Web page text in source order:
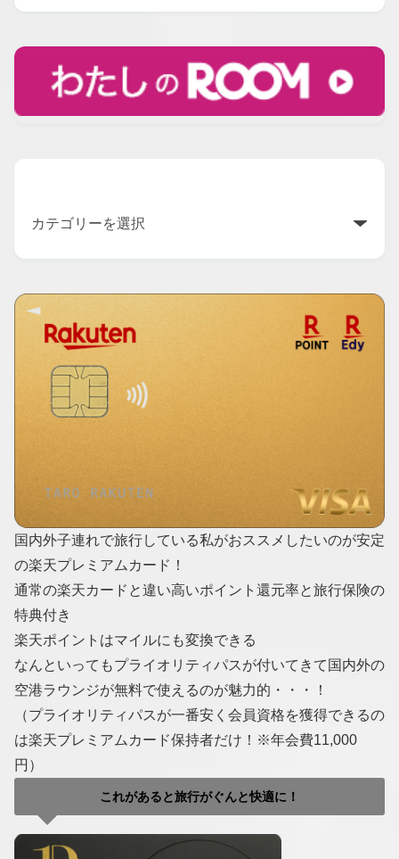
国内外子連れで旅行している私がおススメしたいのが安定
の楽天プレミアムカード！
通常の楽天カードと違い高いポイント還元率と旅行保険の
特典付き
楽天ポイントはマイルにも変換できる
なんといってもプライオリティパスが付いてきて国内外の
空港ラウンジが無料で使えるのが魅力的・・・！
（プライオリティパスが一番安く会員資格を獲得できるの
は楽天プレミアムカード保持者だけ！※年会費11,000
円）
これがあると旅行がぐんと快適に！